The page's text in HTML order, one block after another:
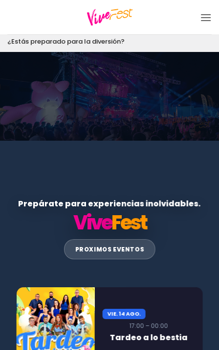
¿Estás preparado para la diversión?
Prepárate para experiencias inolvidables.
ViveFest
PROXIMOS EVENTOS
VIE. 14 AGO.
17:00 – 00:00
Tardeo a lo bestia